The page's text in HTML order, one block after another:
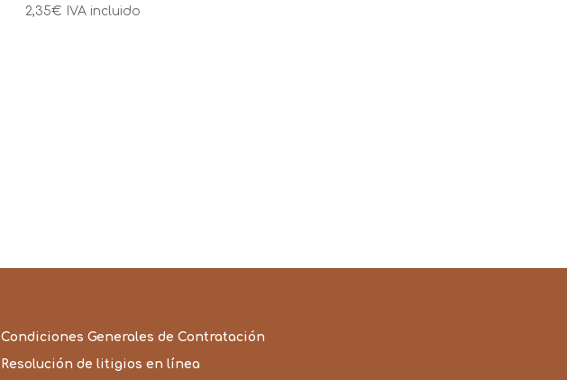
2,35€ IVA incluido
Condiciones Generales de Contratación
Resolución de litigios en línea